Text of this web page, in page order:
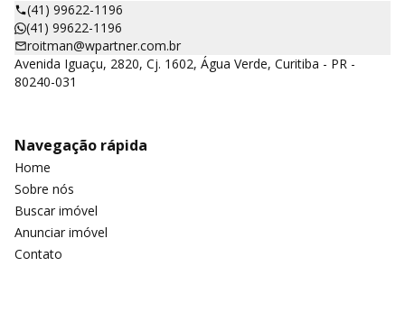
(41) 99622-1196
(41) 99622-1196
roitman@wpartner.com.br
Avenida Iguaçu, 2820, Cj. 1602, Água Verde, Curitiba - PR -
80240-031
Navegação rápida
Home
Sobre nós
Buscar imóvel
Anunciar imóvel
Contato